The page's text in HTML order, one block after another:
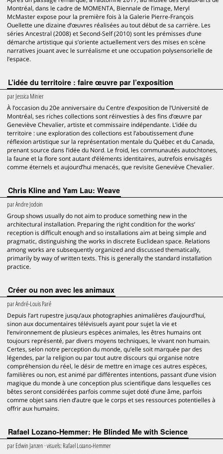
Montréal, dans le cadre de MOMENTA, Biennale de l’image, Meryl
McMaster expose pour la première fois à la Galerie Pierre-François
Ouellette une dizaine d’œuvres réalisées au tout début de sa carrière. Les
séries Ancestral (2008) et Second-Self (2010) sont les prémisses d’une
démarche artistique qui s’oriente actuellement vers des mises en scène
narratives jouant avec le surréalisme et une occupation polysensorielle de
l’espace.
L’idée du territoire : faire œuvre par l’exposition
parJessica Minier
À l’occasion du 20e anniversaire du Centre d’exposition de l’Université de
Montréal, ses riches collections sont réinvesties à des fins d’œuvre par
Geneviève Chevalier, artiste et commissaire indépendante. L’idée du
territoire : une exploration des collections est l’aboutissement d’une
réflexion artistique sur la représentation mentale du Québec et du Canada,
prenant source dans l’idée du Nord. Le froid, les communautés autochtones,
la faune et la flore sont autant d’éléments identitaires, autrefois envisagés
comme éternels et aujourd’hui menacés, que revisite Geneviève Chevalier.
Chris Kline and Yam Lau: Weave
parAndre Jodoin
Group shows usually do not aim to produce something new in the
architectural installation. Preparing the right condition for the works’
reception is difficult enough and so installations aim at being simple and
pragmatic, distinguishing the works in discrete Euclidean space. Relations
among works are subsequently organized and discussed thematically,
primarily by way of written texts. This is generally the standard installation
practice.
Créer ou non avec les animaux
parAndré-Louis Paré
Depuis l’art rupestre jusqu’aux photographies animalières d’aujourd’hui,
sinon aux documentaires télévisuels ayant pour sujet la vie et
l’environnement de plusieurs espèces animales, les êtres humains ont
toujours représenté, par divers moyens techniques, le vivant non humain.
Certes, selon notre perception du monde, qu’elle soit marquée par des
légendes, par la religion ou par tout autre discours qui organise notre
compréhension du réel, le désir de mettre en image ces autres espèces,
familières ou non, est animé par différentes intentions, passant d’une vision
magique du monde à une conception plus scientifique dans lesquelles ces
bêtes seront considérées parfois comme sujet doté d’une âme, parfois
comme objet sans rien d’autre que le corps et ses ressources potentielles à
offrir aux humains.
Rafael Lozano-Hemmer: He Blinded Me with Science
parEdwin Janzen · visuels: Rafael Lozano-Hemmer